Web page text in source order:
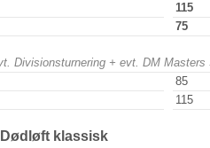
115
75
Divisionsturnering + evt. DM
85
115
klassisk